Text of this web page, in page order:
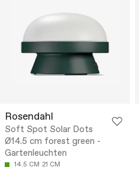
Rosendahl
Soft Spot Solar Dots
Ø14.5 cm forest green -
Gartenleuchten
14.5 CM 21 CM